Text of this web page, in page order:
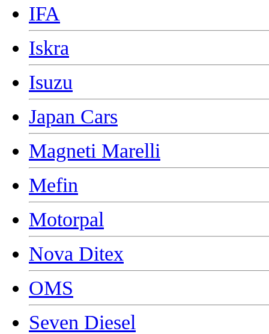
IFA
Iskra
Isuzu
Japan Cars
Magneti Marelli
Mefin
Motorpal
Nova Ditex
OMS
Seven Diesel